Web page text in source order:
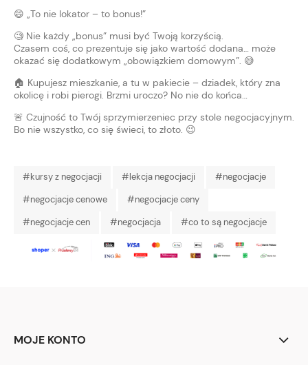
😄 „To nie lokator – to bonus!”
🧐 Nie każdy „bonus” musi być Twoją korzyścią.
Czasem coś, co prezentuje się jako wartość dodana… może
okazać się dodatkowym „obowiązkiem domowym”. 😅
🏠 Kupujesz mieszkanie, a tu w pakiecie – dziadek, który zna
okolicę i robi pierogi. Brzmi uroczo? No nie do końca…
🚨 Czujność to Twój sprzymierzeniec przy stole negocjacyjnym.
Bo nie wszystko, co się świeci, to złoto. 😉
#kursy z negocjacji #lekcja negocjacji
#negocjacje
#negocjacje cenowe
#negocjacje ceny
#negocjacje cen
#negocjacja #co to są negocjacje
MOJE KONTO